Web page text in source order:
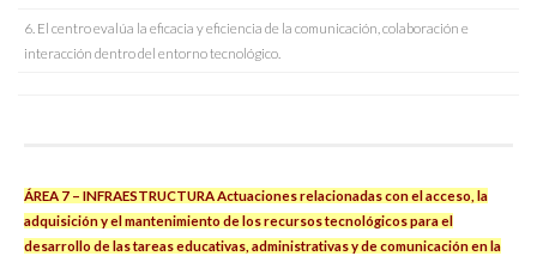
6. El centro evalúa la eficacia y eficiencia de la comunicación, colaboración e
interacción dentro del entorno tecnológico.
ÁREA 7 – INFRAESTRUCTURA Actuaciones relacionadas con el acceso, la
adquisición y el mantenimiento de los recursos tecnológicos para el
desarrollo de las tareas educativas, administrativas y de comunicación en la